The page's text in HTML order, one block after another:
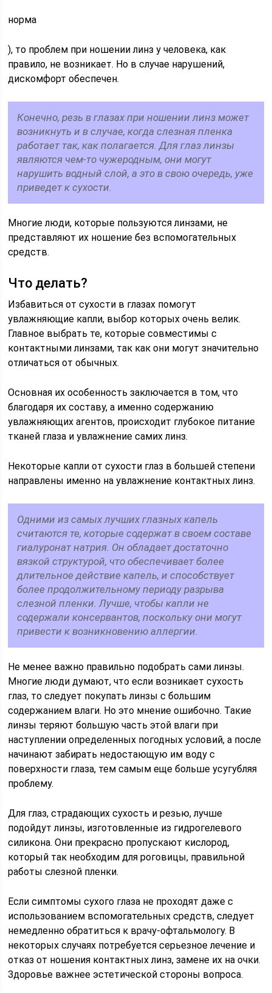
норма
), то проблем при ношении линз у человека, как
правило, не возникает. Но в случае нарушений,
дискомфорт обеспечен.
Конечно, резь в глазах при ношении линз может
возникнуть и в случае, когда слезная пленка
работает так, как полагается. Для глаз линзы
являются чем-то чужеродным, они могут
нарушить водный слой, а это в свою очередь, уже
приведет к сухости.
Многие люди, которые пользуются линзами, не
представляют их ношение без вспомогательных
средств.
Что делать?
Избавиться от сухости в глазах помогут
увлажняющие капли, выбор которых очень велик.
Главное выбрать те, которые совместимы с
контактными линзами, так как они могут значительно
отличаться от обычных.
Основная их особенность заключается в том, что
благодаря их составу, а именно содержанию
увлажняющих агентов, происходит глубокое питание
тканей глаза и увлажнение самих линз.
Некоторые капли от сухости глаз в большей степени
направлены именно на увлажнение контактных линз.
Одними из самых лучших глазных капель
считаются те, которые содержат в своем составе
гиалуронат натрия. Он обладает достаточно
вязкой структурой, что обеспечивает более
длительное действие капель, и способствует
более продолжительному периоду разрыва
слезной пленки. Лучше, чтобы капли не
содержали консервантов, поскольку они могут
привести к возникновению аллергии.
Не менее важно правильно подобрать сами линзы.
Многие люди думают, что если возникает сухость
глаз, то следует покупать линзы с большим
содержанием влаги. Но это мнение ошибочно. Такие
линзы теряют большую часть этой влаги при
наступлении определенных погодных условий, а после
начинают забирать недостающую им воду с
поверхности глаза, тем самым еще больше усугубляя
проблему.
Для глаз, страдающих сухость и резью, лучше
подойдут линзы, изготовленные из гидрогелевого
силикона. Они прекрасно пропускают кислород,
который так необходим для роговицы, правильной
работы слезной пленки.
Если симптомы сухого глаза не проходят даже с
использованием вспомогательных средств, следует
немедленно обратиться к врачу-офтальмологу. В
некоторых случаях потребуется серьезное лечение и
отказ от ношения контактных линз, замене их на очки.
Здоровье важнее эстетической стороны вопроса.